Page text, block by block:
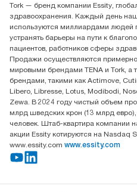
Контакты на рынках СНГ
ООО «Эссити»,
Достык, 210, 2 блок, 3
офис №32 050051, г.
Алматы, Казахстан
Tork — бренд компании Essity,
здравоохранения. Каждый день
используются миллиардами
устранять барьеры на пути к
пациентов, работников сферы
Продажи осуществляются
мировыми брендами TENA и Tork, а
брендами, такими как Actimove,
Libero, Libresse, Lotus, Modibodi,
Zewa. В 2024 году чистый объем
млрд шведских крон (13 млрд
человек. Штаб-квартира компании
акции Essity котируются на Nasdaq
www.essity.com www.essity.com